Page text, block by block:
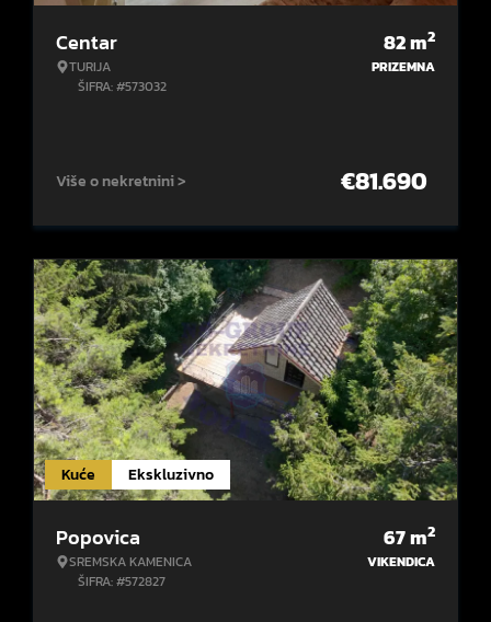
Centar
TURIJA
ŠIFRA: #573032
82m2
PRIZEMNA
Više o nekretnini > €81.690
Kuće Ekskluzivno
Popovica
SREMSKA KAMENICA
ŠIFRA: #572827
67m2
VIKENDICA